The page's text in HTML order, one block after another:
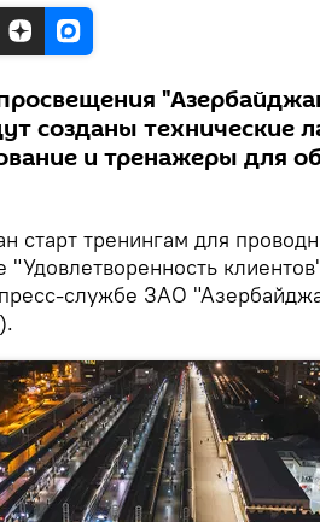
созданы технические
и тренажеры для
старт тренингам для
службе ЗАО